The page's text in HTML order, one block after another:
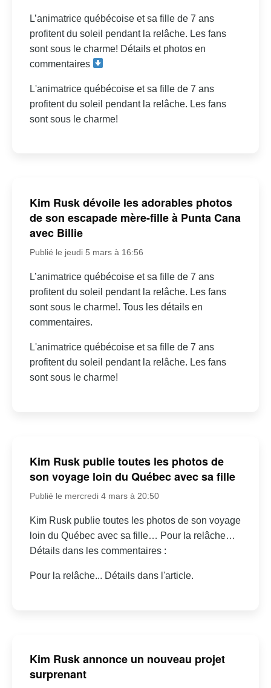
L’animatrice québécoise et sa fille de 7 ans
profitent du soleil pendant la relâche. Les fans
sont sous le charme! Détails et photos en
commentaires
L'animatrice québécoise et sa fille de 7 ans
profitent du soleil pendant la relâche. Les fans
sont sous le charme!
Kim Rusk dévoile les adorables photos
de son escapade mère-fille à Punta Cana
avec Billie
Publié le jeudi 5 mars à 16:56
L’animatrice québécoise et sa fille de 7 ans
profitent du soleil pendant la relâche. Les fans
sont sous le charme!. Tous les détails en
commentaires.
L'animatrice québécoise et sa fille de 7 ans
profitent du soleil pendant la relâche. Les fans
sont sous le charme!
Kim Rusk publie toutes les photos de
son voyage loin du Québec avec sa fille
Publié le mercredi 4 mars à 20:50
Kim Rusk publie toutes les photos de son voyage
loin du Québec avec sa fille… Pour la relâche…
Détails dans les commentaires :
Pour la relâche... Détails dans l'article.
Kim Rusk annonce un nouveau projet
surprenant